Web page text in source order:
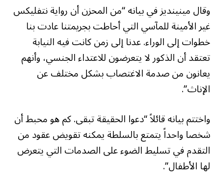
وقال مينينديز في بيانه “من المحزن أن رواية نتفليكس
غير الأمينة للمآسي التي أحاطت بجريمتنا عادت بنا
خطوات إلى الوراء. عدنا إلى زمن كانت فيه النيابة
تعتقد أن الذكور لا يتعرضون للاعتداء الجنسي، وأنهم
يعانون من صدمة الاغتصاب بشكل مختلف عن
الإناث”.
واختتم بيانه قائلاً “دعوا الحقيقة تبقى. كم هو محبط أن
شخصا واحداً يتمتع بالسلطة يمكنه تقويض عقود من
التقدم في تسليط الضوء على الصدمات التي يتعرض
لها الأطفال”.